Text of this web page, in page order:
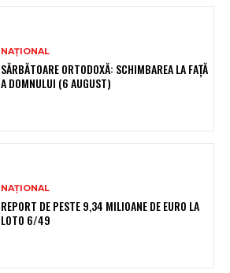
NAȚIONAL
SĂRBĂTOARE ORTODOXĂ: SCHIMBAREA LA FAȚĂ
A DOMNULUI (6 AUGUST)
NAȚIONAL
REPORT DE PESTE 9,34 MILIOANE DE EURO LA
LOTO 6/49